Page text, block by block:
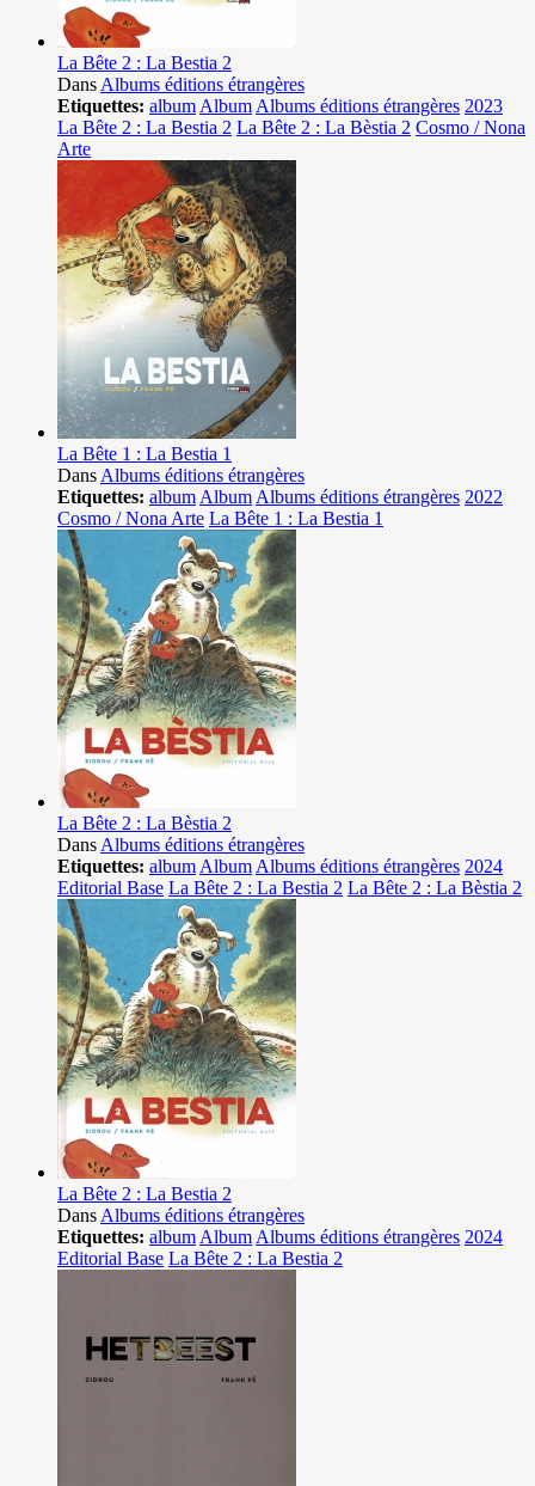
La Bête 2 : La Bestia 2
DansAlbums éditions étrangères
Etiquettes: albumAlbumAlbums éditions étrangères 2023
La Bête 2 : La Bestia 2 La Bête 2 : La Bèstia 2 Cosmo / Nona
Arte
La Bête 1 : La Bestia 1
DansAlbums éditions étrangères
Etiquettes: albumAlbumAlbums éditions étrangères 2022
Cosmo / Nona Arte La Bête 1 : La Bestia 1
La Bête 2 : La Bèstia 2
DansAlbums éditions étrangères
Etiquettes: albumAlbumAlbums éditions étrangères 2024
Editorial Base La Bête 2 : La Bestia 2 La Bête 2 : La Bèstia 2
La Bête 2 : La Bestia 2
DansAlbums éditions étrangères
Etiquettes: albumAlbumAlbums éditions étrangères 2024
Editorial Base La Bête 2 : La Bestia 2